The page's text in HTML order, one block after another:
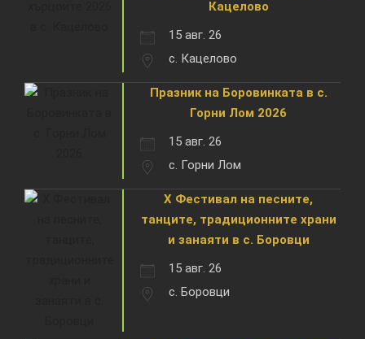
Кацелово
15 авг. 26
с. Кацелово
Празник на Боровинката в с.
Горни Лом 2026
15 авг. 26
с. Горни Лом
X Фестивал на песните,
танците, традиционните храни
и занаяти в с. Боровци
15 авг. 26
с. Боровци